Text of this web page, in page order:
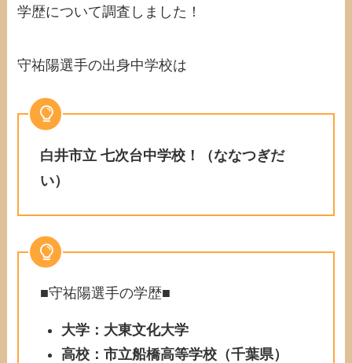
学歴について調査しました！
守祐陽選手の出身中学校は
白井市立 七次台中学校！（ななつぎだ
い）
■守祐陽選手の学歴■
大学：大東文化大学
高校：市立船橋高等学校（千葉県）